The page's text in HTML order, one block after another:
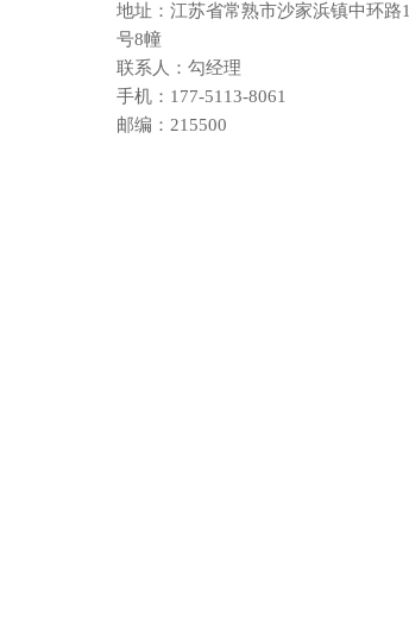
地址：江苏省常熟市沙家浜镇中环路1
号8幢
联系人：勾经理
手机：177-5113-8061
邮编：215500